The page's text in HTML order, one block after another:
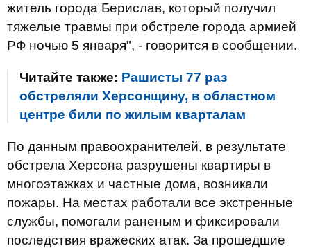
житель города Берислав, который получил
тяжелые травмы при обстреле города армией
РФ ночью 5 января", - говорится в сообщении.
Читайте также: Рашисты 77 раз
обстреляли Херсонщину, в областном
центре били по жилым кварталам
По данным правоохранителей, в результате
обстрела Херсона разрушены квартиры в
многоэтажках и частные дома, возникали
пожары. На местах работали все экстренные
службы, помогали раненым и фиксировали
последствия вражеских атак. За прошедшие